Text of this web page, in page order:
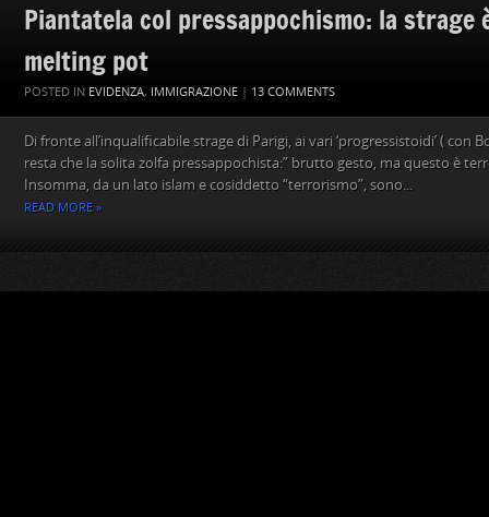
Piantatela col pressappochismo: la strage
melting pot
POSTED IN EVIDENZA, IMMIGRAZIONE | 13 COMMENTS
Di fronte all’inqualificabile strage di Parigi, ai vari ‘progressistoidi’ ( con
resta che la solita zolfa pressappochista:” brutto gesto, ma questo è
Insomma, da un lato islam e cosiddetto “terrorismo”, sono...
READ MORE »